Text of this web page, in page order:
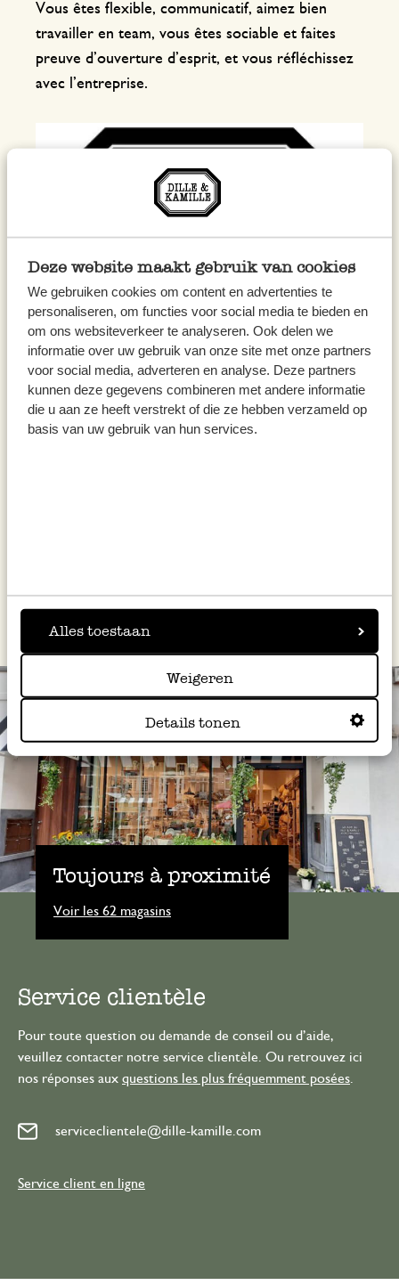
Deze website maakt gebruik van cookies
We gebruiken cookies om content en advertenties te
personaliseren, om functies voor social media te bieden en
om ons websiteverkeer te analyseren. Ook delen we
informatie over uw gebruik van onze site met onze partners
voor social media, adverteren en analyse. Deze partners
kunnen deze gegevens combineren met andere informatie
die u aan ze heeft verstrekt of die ze hebben verzameld op
basis van uw gebruik van hun services.
Alles toestaan
Weigeren
Details tonen
Vous êtes flexible, communicatif, aimez bien
travailler en team, vous êtes sociable et faites
preuve d’ouverture d’esprit, et vous réfléchissez
avec l’entreprise.
Envoyez votre curriculum vitae et lettre de
Toujours à proximité
Voir les 62 magasins
Service clientèle
Pour toute question ou demande de conseil ou d’aide,
veuillez contacter notre service clientèle. Ou retrouvez ici
nos réponses aux questions les plus fréquemment posées
serviceclientele@dille-kamille.com
Service client en ligne